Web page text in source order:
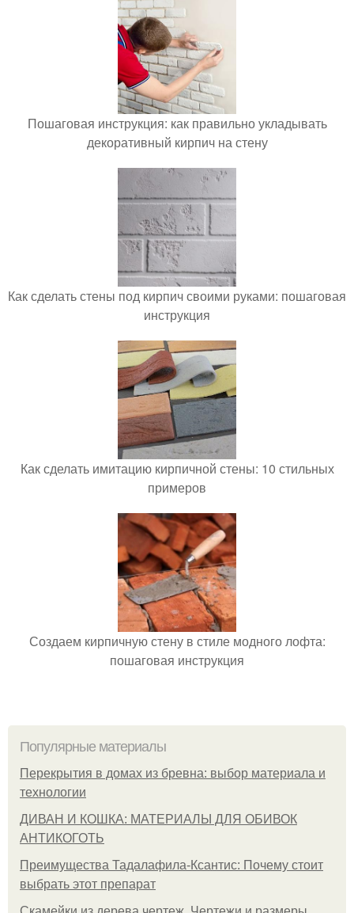
Пошаговая инструкция: как правильно укладывать
декоративный кирпич на стену
Как сделать стены под кирпич своими руками: пошаговая
инструкция
Как сделать имитацию кирпичной стены: 10 стильных
примеров
Создаем кирпичную стену в стиле модного лофта:
пошаговая инструкция
Популярные материалы
Перекрытия в домах из бревна: выбор материала и
технологии
ДИВАН И КОШКА: МАТЕРИАЛЫ ДЛЯ ОБИВОК
АНТИКОГОТЬ
Преимущества Тадалафила-Ксантис: Почему стоит
выбрать этот препарат